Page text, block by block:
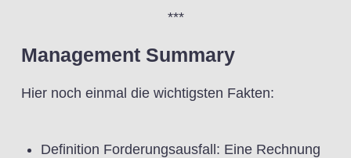
***
Management Summary
Hier noch einmal die wichtigsten Fakten:
Definition Forderungsausfall: Eine Rechnung